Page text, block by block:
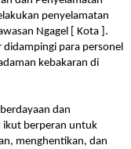
penyelamatan
Ngagel [ Kota ].
didampingi para personel
kebakaran di
dan
ikut berperan untuk
menghentikan, dan